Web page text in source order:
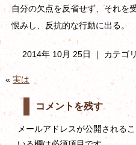
自分の欠点を反省せず、それを
恨みし、反抗的な行動に出る。
2014年 10月 25日 ｜ カテゴ
«実は
コメントを残す
メールアドレスが公開される